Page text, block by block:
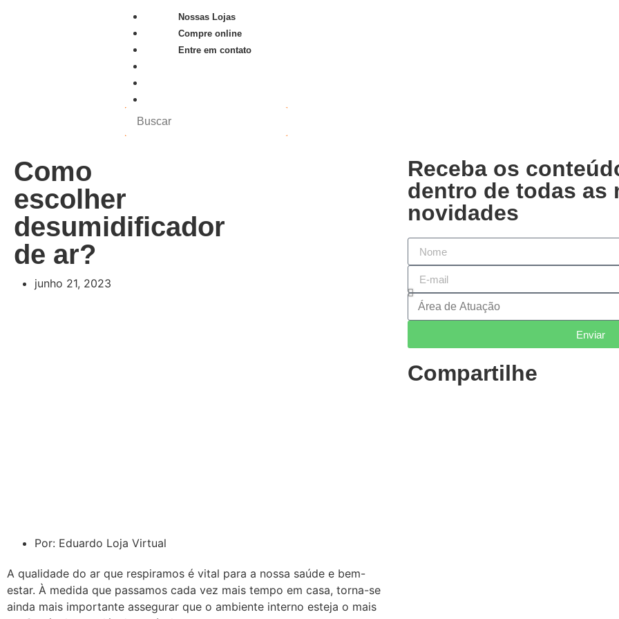
Nossas Lojas
Compre online
Entre em contato
Como
escolher
desumidificador
de ar?
junho 21, 2023
Por: Eduardo Loja Virtual
A qualidade do ar que respiramos é vital para a nossa saúde e bem-
estar. À medida que passamos cada vez mais tempo em casa, torna-se
ainda mais importante assegurar que o ambiente interno esteja o mais
Receba os
dentro de todas as
novidades
Enviar
Compartilhe